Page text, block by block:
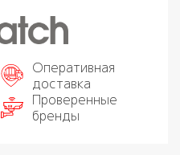
Оперативная
доставка
Проверенные
бренды